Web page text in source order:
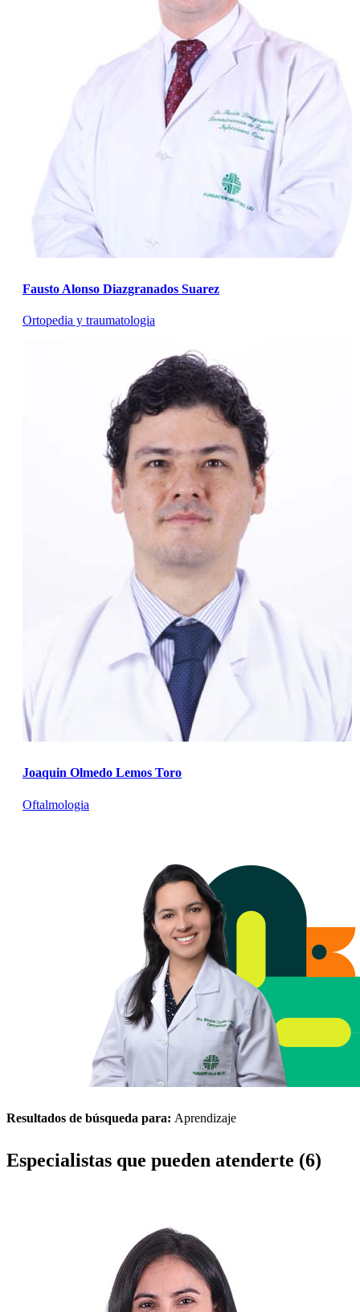
Fausto Alonso Diazgranados Suarez
Ortopedia y traumatologia
Joaquin Olmedo Lemos Toro
Oftalmologia
Resultados de búsqueda para: Aprendizaje
Especialistas que pueden atenderte (6)